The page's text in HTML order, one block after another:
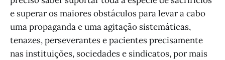
e superar os maiores obstáculos para levar a cabo
uma propaganda e uma agitação sistemáticas,
tenazes, perseverantes e pacientes precisamente
nas instituições, sociedades e sindicatos, por mais